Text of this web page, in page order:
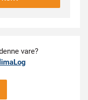
vare?